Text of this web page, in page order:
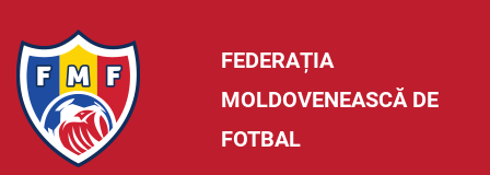
FEDERAȚIA
MOLDOVENEASCĂ DE
FOTBAL